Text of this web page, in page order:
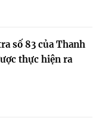
số 83 của Thanh
thực hiện ra